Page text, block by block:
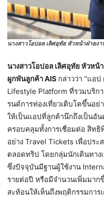
นางสาวโอปอล เลิศอุทัย หัวหน้าฝ่าย
นางสาวโอปอล เลิศอุทัย หัวห
ผูกพันลูกค้า AIS กล่าวว่า “แอ
Lifestyle Platform ที่รวมบริก
รนด์การท่องเที่ยวเติบโตขึ้นอย่
ให้เป็นแอปที่ลูกค้านึกถึงเป็นอั
ครอบคลุมทั้งการเชื่อมต่อ สิทธิ
อย่าง Travel Tickets เพื่อปร
ตลอดทริป โดยกลุ่มนักเดินทาง
ซึ่งปัจจุบันมีฐานผู้ใช้งาน
รายต่อปี หรือมีจำนวนเพิ่มมาก
สะท้อนให้เห็นถึงพฤติกรรมการ